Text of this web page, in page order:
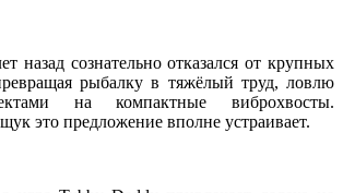
назад сознательно отказался от крупных
рыбалку в тяжёлый труд, ловлю
на компактные виброхвосты.
это предложение вполне устраивает.